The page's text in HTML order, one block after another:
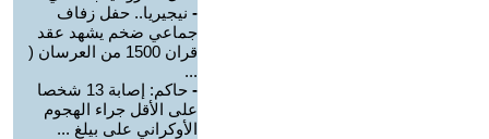
- نيجيريا.. حفل زفاف
جماعي ضخم يشهد عقد
قران 1500 من العرسان (
...
-
حاكم: إصابة 13 شخصا
على الأقل جراء الهجوم
الأوكراني على بيلغ ...